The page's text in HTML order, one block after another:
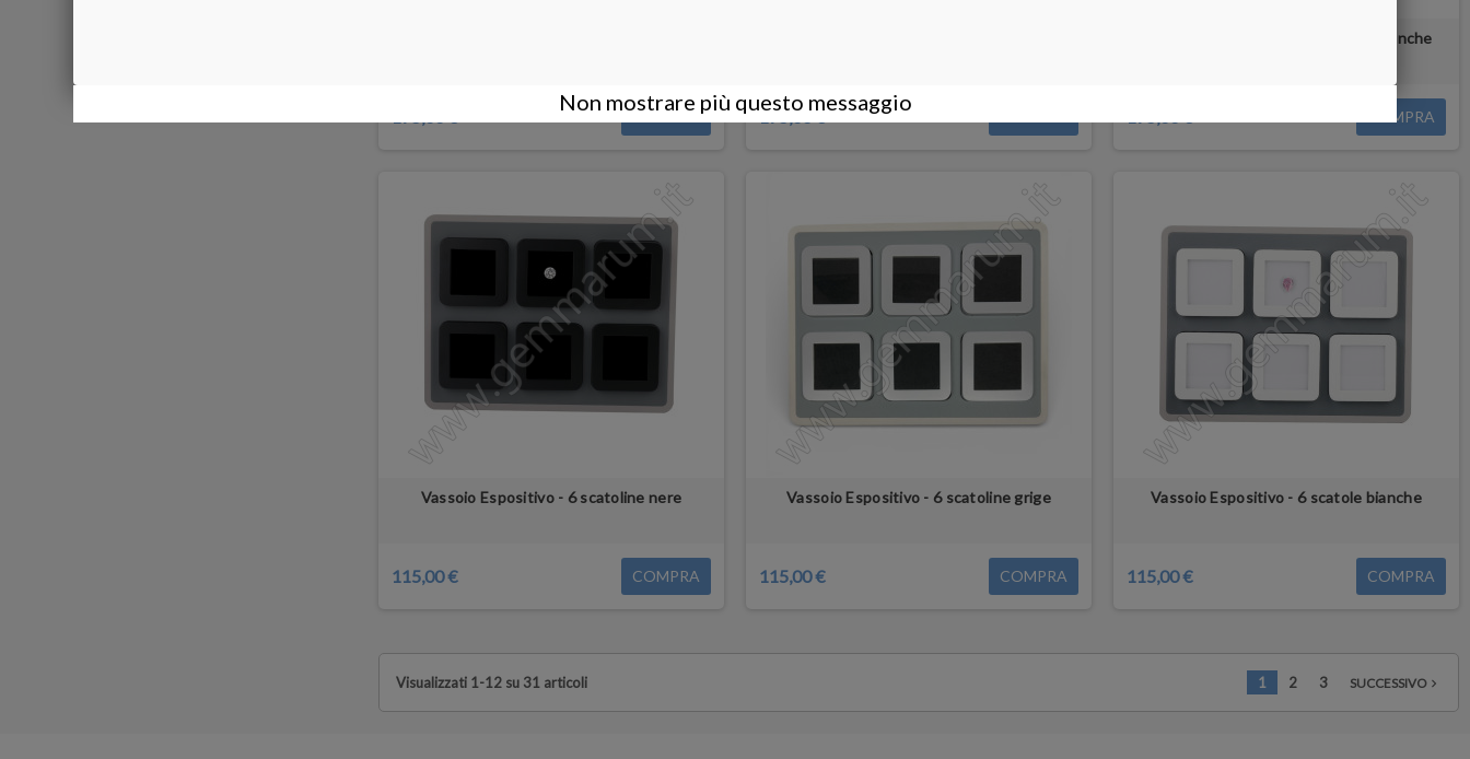
COMPRA 175,00 €
Vassoio Espositivo - 12 scatoline bianche
COMPRA
Vassoio Espositivo - 6 scatoline nere
115,00 € COMPRA
Vassoio Espositivo - 6 scatoline grige
115,00 € COMPRA
Vassoio Espositivo - 6 scatole bianche
115,00 € COMPRA
Visualizzati 1-12 su 31 articoli 1 2 3 SUCCESSIVOnavigate_next
Non mostrare più questo messaggio